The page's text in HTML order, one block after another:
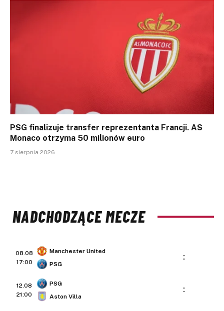
PSG finalizuje transfer reprezentanta Francji. AS
Monaco otrzyma 50 milionów euro
7 sierpnia 2026
NADCHODZĄCE MECZE
08.08
17:00
Manchester United
PSG
:
12.08
21:00
PSG
Aston Villa
: